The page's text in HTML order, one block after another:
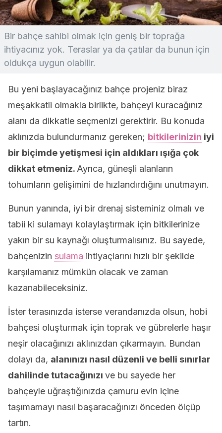
Bir bahçe sahibi olmak için geniş bir toprağa
ihtiyacınız yok. Teraslar ya da çatılar da bunun için
oldukça uygun olabilir.
Bu yeni başlayacağınız bahçe projeniz biraz
meşakkatli olmakla birlikte, bahçeyi kuracağınız
alanı da dikkatle seçmenizi gerektirir. Bu konuda
aklınızda bulundurmanız gereken; bitkilerinizin iyi
bir biçimde yetişmesi için aldıkları ışığa çok
dikkat etmeniz. Ayrıca, güneşli alanların
tohumların gelişimini de hızlandırdığını unutmayın.
Bunun yanında, iyi bir drenaj sisteminiz olmalı ve
tabii ki sulamayı kolaylaştırmak için bitkilerinize
yakın bir su kaynağı oluşturmalısınız. Bu sayede,
bahçenizin sulama ihtiyaçlarını hızlı bir şekilde
karşılamanız mümkün olacak ve zaman
kazanabileceksiniz.
İster terasınızda isterse verandanızda olsun, hobi
bahçesi oluşturmak için toprak ve gübrelerle haşır
neşir olacağınızı aklınızdan çıkarmayın. Bundan
dolayı da, alanınızı nasıl düzenli ve belli sınırlar
dahilinde tutacağınızı ve bu sayede her
bahçeyle uğraştığınızda çamuru evin içine
taşımamayı nasıl başaracağınızı önceden ölçüp
tartın.